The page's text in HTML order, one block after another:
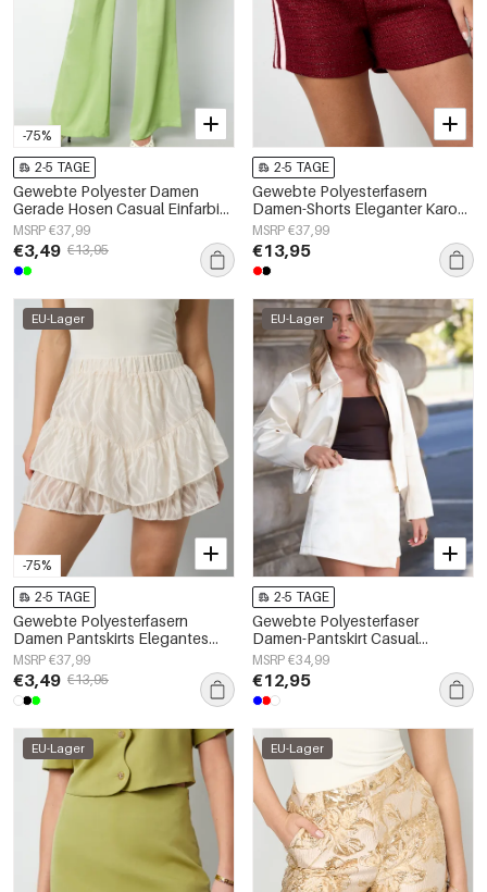
-75%
2-5 TAGE
Gewebte Polyester Damen
Gerade Hosen Casual Einfarbig
Frühling/Sommer
MSRP €37,99
€3,49 €13,95
2-5 TAGE
Gewebte Polyesterfasern
Damen-Shorts Eleganter Karo
Herbst/Winter
MSRP €37,99
€13,95
-75%
EU-Lager
2-5 TAGE
Gewebte Polyesterfasern
Damen Pantskirts Elegantes
Einfarbig Frühling/Sommer
MSRP €37,99
€3,49 €13,95
EU-Lager
2-5 TAGE
Gewebte Polyesterfaser
Damen-Pantskirt Casual
Einfarbig Herbst/Winter
MSRP €34,99
€12,95
EU-Lager EU-Lager